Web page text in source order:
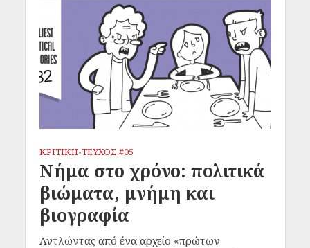
ΚΡΙΤΙΚΗ•ΤΕΥΧΟΣ #05
Νήμα στο χρόνο: πολιτικά
βιώματα, μνήμη και
βιογραφία
Αντλώντας από ένα αρχείο «πρώτων